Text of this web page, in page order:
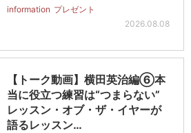
information プレゼント
2026.08.08
【トーク動画】横田英治編⑥本
当に役立つ練習は“つまらない”
レッスン・オブ・ザ・イヤーが
語るレッスン…